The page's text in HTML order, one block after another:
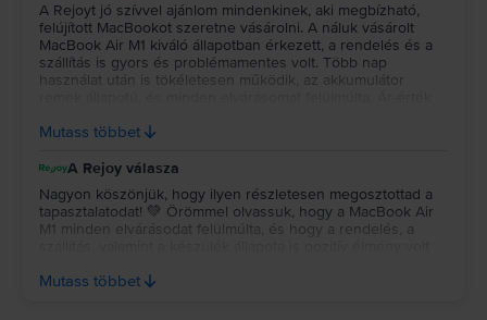
A Rejoyt jó szívvel ajánlom mindenkinek, aki megbízható,
felújított MacBookot szeretne vásárolni. A náluk vásárolt
MacBook Air M1 kiváló állapotban érkezett, a rendelés és a
szállítás is gyors és problémamentes volt. Több nap
használat után is tökéletesen működik, az akkumulátor
vásárolnék tőlük újra.
Mutass többet
A Rejoy válasza
Nagyon köszönjük, hogy ilyen részletesen megosztottad a
tapasztalatodat! 💚 Örömmel olvassuk, hogy a MacBook Air
M1 minden elvárásodat felülmúlta, és hogy a rendelés, a
jövőben is minket választasz! 💻✨
Mutass többet